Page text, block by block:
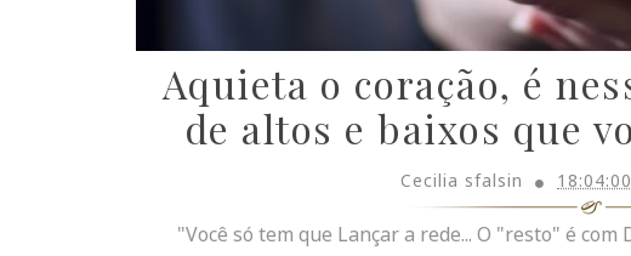
Aquieta o coração, é
de altos e baixos que
Cecilia sfalsin 18:04:00
"Você só tem que Lançar a rede... O "resto" é